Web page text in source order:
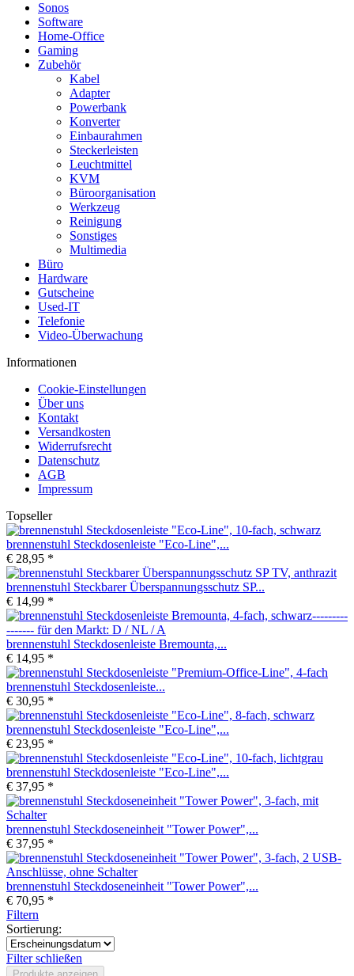
Sonos
Software
Home-Office
Gaming
Zubehör
Kabel
Adapter
Powerbank
Konverter
Einbaurahmen
Steckerleisten
Leuchtmittel
KVM
Büroorganisation
Werkzeug
Reinigung
Sonstiges
Multimedia
Büro
Hardware
Gutscheine
Used-IT
Telefonie
Video-Überwachung
Informationen
Cookie-Einstellungen
Über uns
Kontakt
Versandkosten
Widerrufsrecht
Datenschutz
AGB
Impressum
Topseller
brennenstuhl Steckdosenleiste "Eco-Line",...
€ 28,95 *
brennenstuhl Steckbarer Überspannungsschutz SP...
€ 14,99 *
brennenstuhl Steckdosenleiste Bremounta,...
€ 14,95 *
brennenstuhl Steckdosenleiste...
€ 30,95 *
brennenstuhl Steckdosenleiste "Eco-Line",...
€ 23,95 *
brennenstuhl Steckdosenleiste "Eco-Line",...
€ 37,95 *
brennenstuhl Steckdoseneinheit "Tower Power",...
€ 37,95 *
brennenstuhl Steckdoseneinheit "Tower Power",...
€ 70,95 *
Filtern
Sortierung:
Filter schließen